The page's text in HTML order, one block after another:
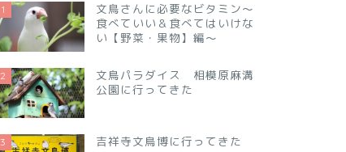
1
文鳥さんに必要なビタミン～
食べていい＆食べてはいけな
い【野菜・果物】編～
2
文鳥パラダイス 相模原麻溝
公園に行ってきた
3 吉祥寺文鳥博に行ってきた